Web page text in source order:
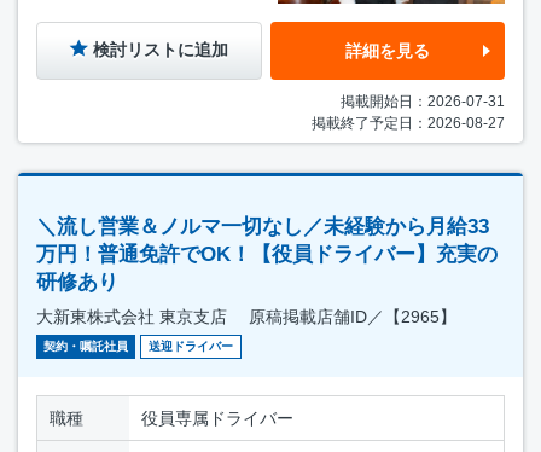
検討リストに追加 詳細を見る
掲載開始日：2026-07-31
掲載終了予定日：2026-08-27
＼流し営業＆ノルマ一切なし／未経験から月給33
万円！普通免許でOK！【役員ドライバー】充実の
研修あり
大新東株式会社 東京支店 原稿掲載店舗ID／【2965】
契約・嘱託社員 送迎ドライバー
職種 役員専属ドライバー